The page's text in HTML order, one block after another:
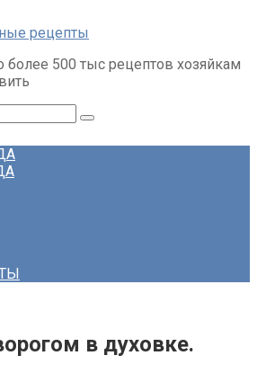
рецепты
более 500 тыс рецептов хозяйкам
в духовке.